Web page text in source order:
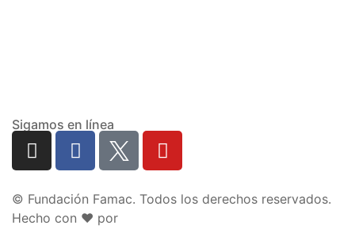
Sigamos en línea
© Fundación Famac. Todos los derechos reservados.
Hecho con ♥ por